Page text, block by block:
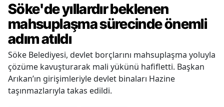
Söke'de yıllardır beklenen
mahsuplaşma sürecinde önemli
adım atıldı
Söke Belediyesi, devlet borçlarını mahsuplaşma yoluyla
çözüme kavuşturarak mali yükünü hafifletti. Başkan
Arıkan’ın girişimleriyle devlet binaları Hazine
taşınmazlarıyla takas edildi.